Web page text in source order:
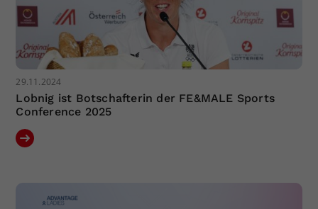
29.11.2024
Lobnig ist Botschafterin der FE&MALE Sports
Conference 2025